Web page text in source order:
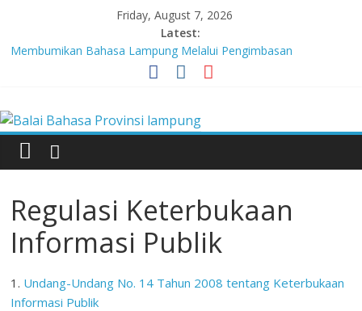
content
Friday, August 7, 2026
Latest:
Membumikan Bahasa Lampung Melalui Pengimbasan
Revitalisasi Bahasa Daerah
Lebih dari 5,5 Juta Buku Bacaan Bermutu Dikirim untuk Perkuat
Literasi Anak Indonesia
Tingkatkan Kolaborasi Melalui Festival Literasi Lampung
Babak Final Festival Musikalisasi Puisi Kembali Digelar
Balai
Bahasa
Provinsi
lampung
Badan
Pengembangan
Regulasi Keterbukaan
Informasi Publik
1. Undang-Undang No. 14 Tahun 2008 tentang Keterbukaan
Informasi Publik